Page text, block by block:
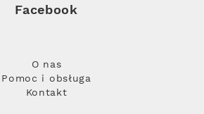
Facebook
O nas
Pomoc i obsługa
Kontakt